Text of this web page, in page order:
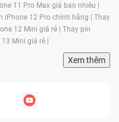
11 Pro Max giá bao nhiêu |
iPhone 12 Pro chính hãng | Thay
12 Mini giá rẻ | Thay pin
Mini giá rẻ |
Xem thêm